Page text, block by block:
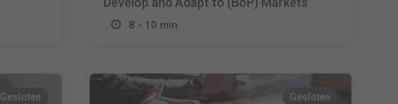
8 - 10 min
Gesloten Gesloten